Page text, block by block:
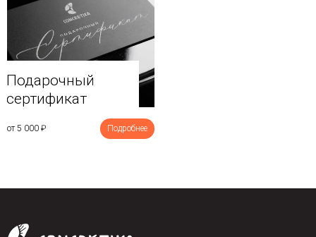
Подарочный
сертификат
от 5 000 ₽ Подробнее